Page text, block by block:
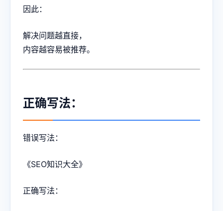
因此：
解决问题越直接，
内容越容易被推荐。
正确写法：
错误写法：
《SEO知识大全》
正确写法：